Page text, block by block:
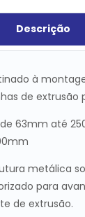
Descrição
à
de extrusão
63mm até
metálica
para
de extrusão.